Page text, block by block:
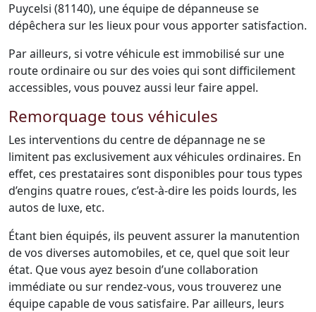
Puycelsi (81140), une équipe de dépanneuse se
dépêchera sur les lieux pour vous apporter satisfaction.
Par ailleurs, si votre véhicule est immobilisé sur une
route ordinaire ou sur des voies qui sont difficilement
accessibles, vous pouvez aussi leur faire appel.
Remorquage tous véhicules
Les interventions du centre de dépannage ne se
limitent pas exclusivement aux véhicules ordinaires. En
effet, ces prestataires sont disponibles pour tous types
d’engins quatre roues, c’est-à-dire les poids lourds, les
autos de luxe, etc.
Étant bien équipés, ils peuvent assurer la manutention
de vos diverses automobiles, et ce, quel que soit leur
état. Que vous ayez besoin d’une collaboration
immédiate ou sur rendez-vous, vous trouverez une
équipe capable de vous satisfaire. Par ailleurs, leurs